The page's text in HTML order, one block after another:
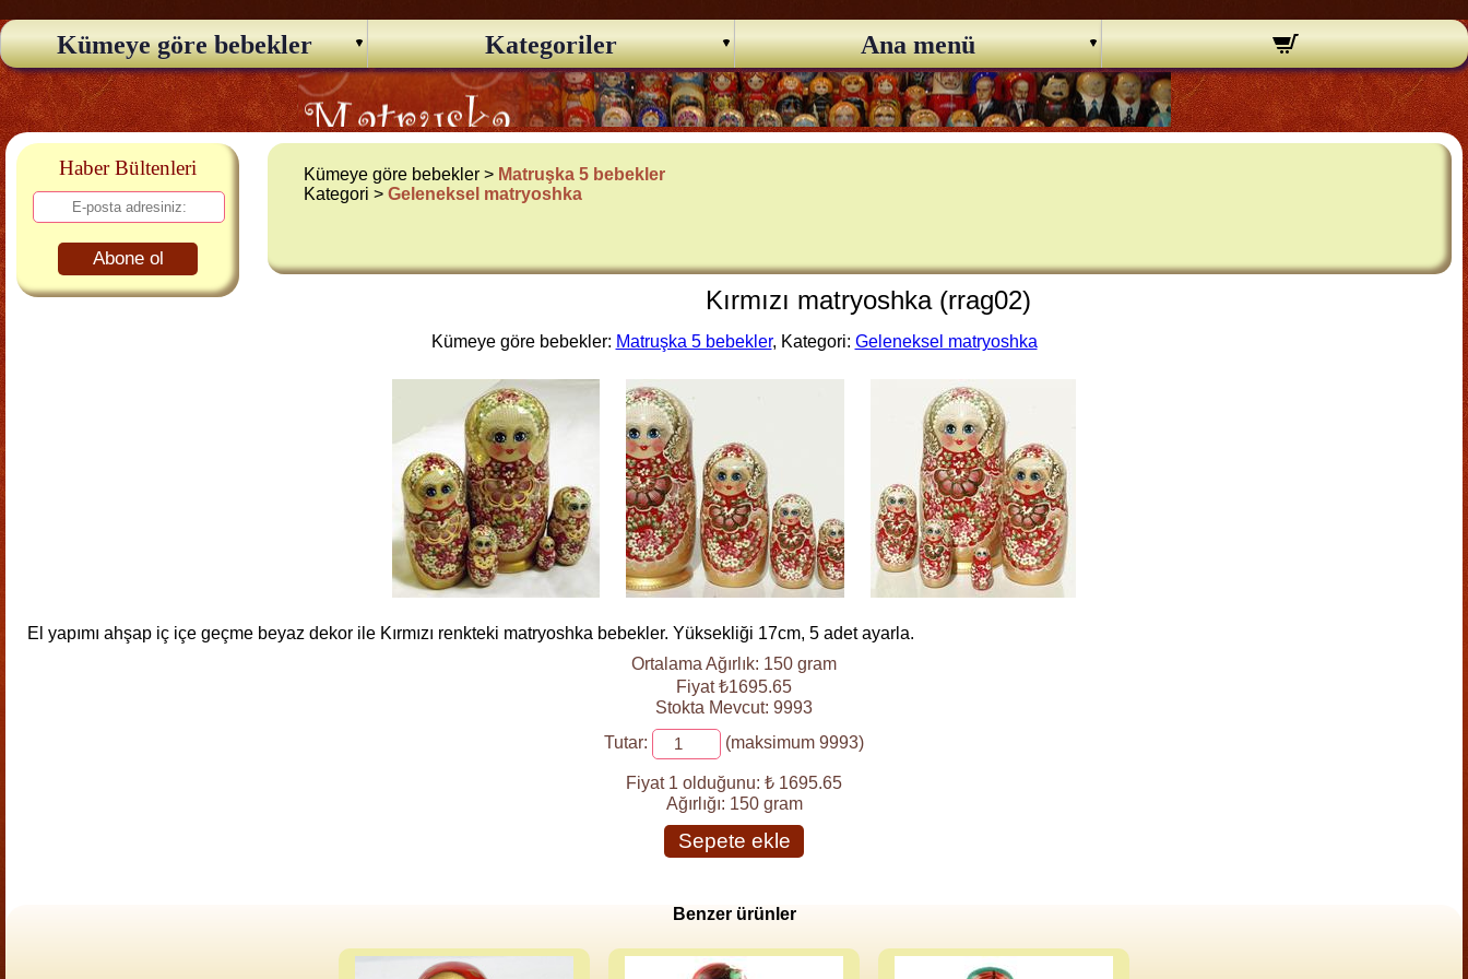
Kümeye göre bebekler Kategoriler Ana menü
Haber Bültenleri
Abone ol
Kümeye göre bebekler > Matruşka 5 bebekler
Kategori >Geleneksel matryoshka
Kırmızı matryoshka (rrag02)
Kümeye göre bebekler: Matruşka 5 bebekler, Kategori: Geleneksel matryoshka
El yapımı ahşap iç içe geçme beyaz dekor ile Kırmızı renkteki matryoshka bebekler. Yüksekliği 17cm, 5 adet ayarla.
Ortalama Ağırlık: 150 gram
Fiyat ₺1695.65
Stokta Mevcut: 9993
Tutar:
(maksimum 9993)
Fiyat 1 olduğunu: ₺ 1695.65
Ağırlığı: 150 gram
Sepete ekle
Benzer ürünler